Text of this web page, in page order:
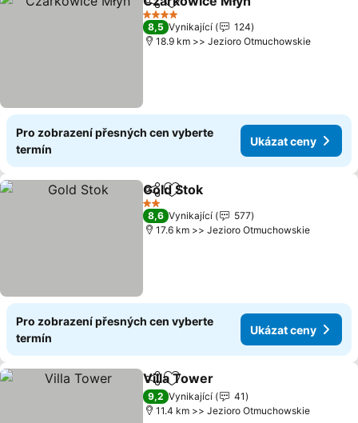
SdíletPřidat na seznam oblíbených
4 Počet hvězdiček
8,5 Vynikající
124
18.9 km >> Jezioro Otmuchowskie
Pro zobrazení přesných cen vyberte
termín
Ukázat ceny
SdíletPřidat na seznam oblíbených
Gold Stok
2 Počet hvězdiček
8,6 Vynikající
577
17.6 km >> Jezioro Otmuchowskie
Pro zobrazení přesných cen vyberte
termín
Ukázat ceny
SdíletPřidat na seznam oblíbených
Villa Tower
9,2 Vynikající
41
11.4 km >> Jezioro Otmuchowskie